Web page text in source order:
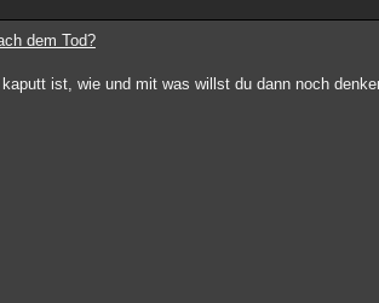
dem Tod?
ist, wie und mit was willst du dann noch